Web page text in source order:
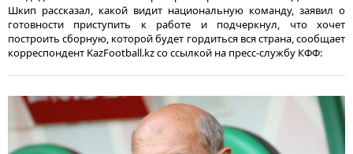
Шкип рассказал, какой видит национальную команду, заявил о
готовности приступить к работе и подчеркнул, что хочет
построить сборную, которой будет гордиться вся страна, сообщает
корреспондент KazFootball.kz со ссылкой на пресс-службу КФФ: